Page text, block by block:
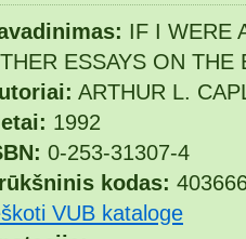
IF I WERE
ESSAYS ON THE
ARTHUR L.
1992
0-253-31307-4
kodas:
VUB kataloge